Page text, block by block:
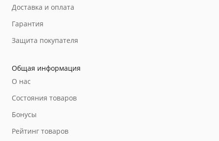
Доставка и оплата
Гарантия
Защита покупателя
Общая информация
О нас
Состояния товаров
Бонусы
Рейтинг товаров